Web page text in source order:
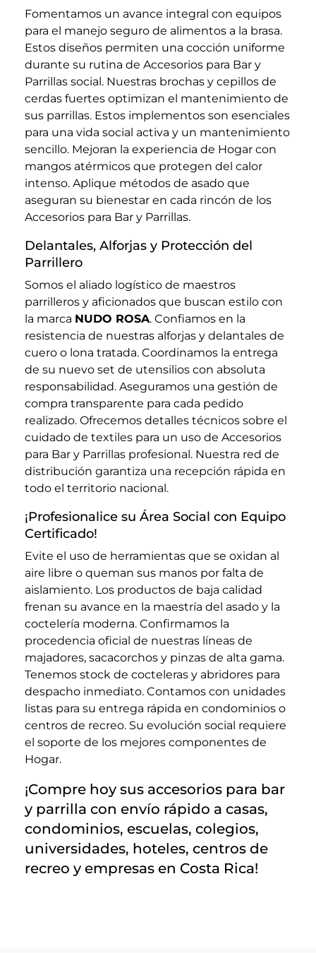
Fomentamos un avance integral con equipos
para el manejo seguro de alimentos a la brasa.
Estos diseños permiten una cocción uniforme
durante su rutina de Accesorios para Bar y
Parrillas social. Nuestras brochas y cepillos de
cerdas fuertes optimizan el mantenimiento de
sus parrillas. Estos implementos son esenciales
para una vida social activa y un mantenimiento
sencillo. Mejoran la experiencia de Hogar con
mangos atérmicos que protegen del calor
intenso. Aplique métodos de asado que
aseguran su bienestar en cada rincón de los
Accesorios para Bar y Parrillas.
Delantales, Alforjas y Protección del
Parrillero
Somos el aliado logístico de maestros
parrilleros y aficionados que buscan estilo con
la marca NUDO ROSA. Confiamos en la
resistencia de nuestras alforjas y delantales de
cuero o lona tratada. Coordinamos la entrega
de su nuevo set de utensilios con absoluta
responsabilidad. Aseguramos una gestión de
compra transparente para cada pedido
realizado. Ofrecemos detalles técnicos sobre el
cuidado de textiles para un uso de Accesorios
para Bar y Parrillas profesional. Nuestra red de
distribución garantiza una recepción rápida en
todo el territorio nacional.
¡Profesionalice su Área Social con Equipo
Certificado!
Evite el uso de herramientas que se oxidan al
aire libre o queman sus manos por falta de
aislamiento. Los productos de baja calidad
frenan su avance en la maestría del asado y la
coctelería moderna. Confirmamos la
procedencia oficial de nuestras líneas de
majadores, sacacorchos y pinzas de alta gama.
Tenemos stock de cocteleras y abridores para
despacho inmediato. Contamos con unidades
listas para su entrega rápida en condominios o
centros de recreo. Su evolución social requiere
el soporte de los mejores componentes de
Hogar.
¡Compre hoy sus accesorios para bar
y parrilla con envío rápido a casas,
condominios, escuelas, colegios,
universidades, hoteles, centros de
recreo y empresas en Costa Rica!